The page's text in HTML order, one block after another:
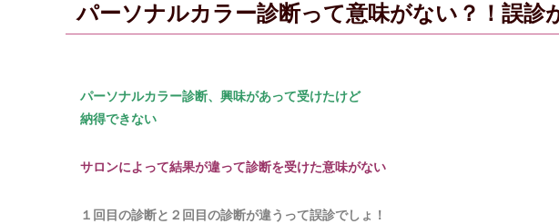
パーソナルカラー診断って意味がない？！誤診
パーソナルカラー診断、興味があって受けたけど
納得できない
サロンによって結果が違って診断を受けた意味がない
１回目の診断と２回目の診断が違うって誤診でしょ！